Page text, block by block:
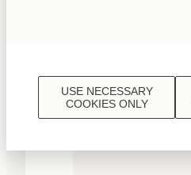
USE NECESSARY
COOKIES ONLY
Interior
Design
TEAM
7 Welt